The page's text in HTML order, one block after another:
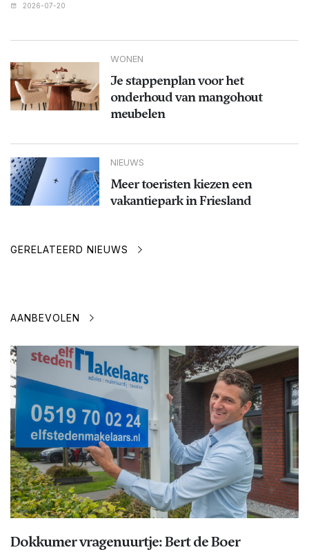
2026-07-20
WONEN
Je stappenplan voor het
onderhoud van mangohout
meubelen
NIEUWS
Meer toeristen kiezen een
vakantiepark in Friesland
GERELATEERD NIEUWS
AANBEVOLEN
Dokkumer vragenuurtje: Bert de Boer